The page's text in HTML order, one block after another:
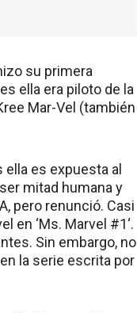
su primera
ella era piloto de la
Mar-Vel (también
es expuesta al
mitad humana y
pero renunció. Casi
en ‘Ms. Marvel #1‘.
Sin embargo, no
la serie escrita por